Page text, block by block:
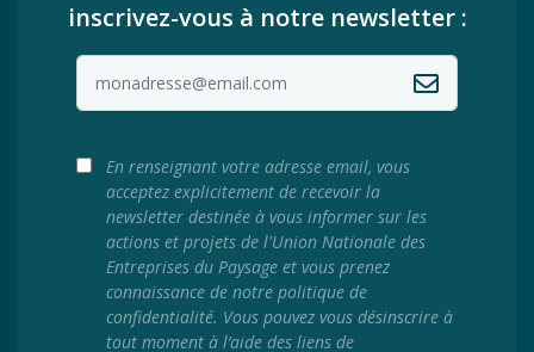
inscrivez-vous à notre newsletter :
En renseignant votre adresse email, vous
acceptez explicitement de recevoir la
newsletter destinée à vous informer sur les
actions et projets de l'Union Nationale des
Entreprises du Paysage et vous prenez
connaissance de notre politique de
confidentialité. Vous pouvez vous désinscrire à
tout moment à l’aide des liens de